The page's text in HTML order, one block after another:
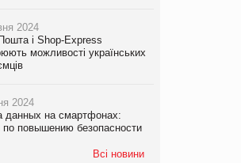
2024
і Shop-Express
можливості українських
2024
данных на смартфонах:
по повышению безопасности
Всі новини